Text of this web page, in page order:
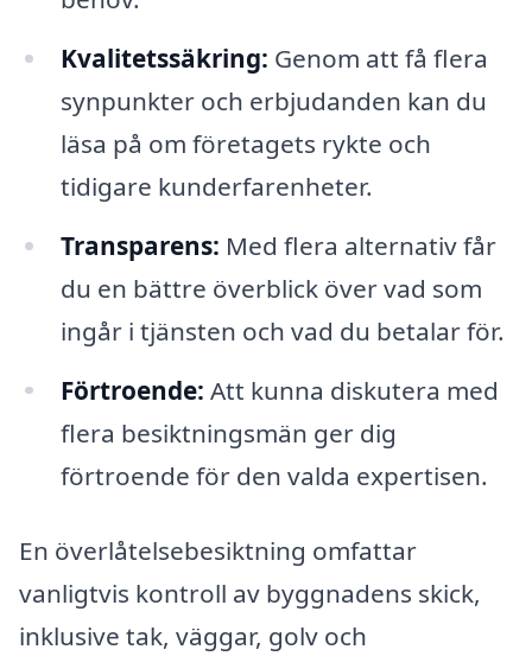
Kvalitetssäkring: Genom att få flera
synpunkter och erbjudanden kan du
läsa på om företagets rykte och
tidigare kunderfarenheter.
Transparens: Med flera alternativ får
du en bättre överblick över vad som
ingår i tjänsten och vad du betalar för.
Förtroende: Att kunna diskutera med
flera besiktningsmän ger dig
förtroende för den valda expertisen.
En överlåtelsebesiktning omfattar
vanligtvis kontroll av byggnadens skick,
inklusive tak, väggar, golv och